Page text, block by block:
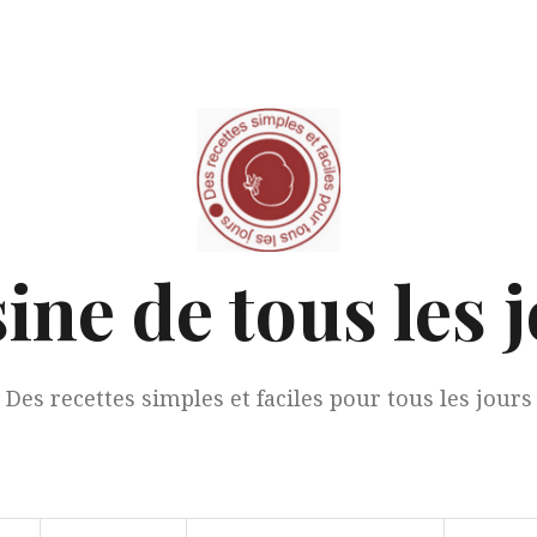
de tous les
Des recettes simples et faciles pour tous les jours